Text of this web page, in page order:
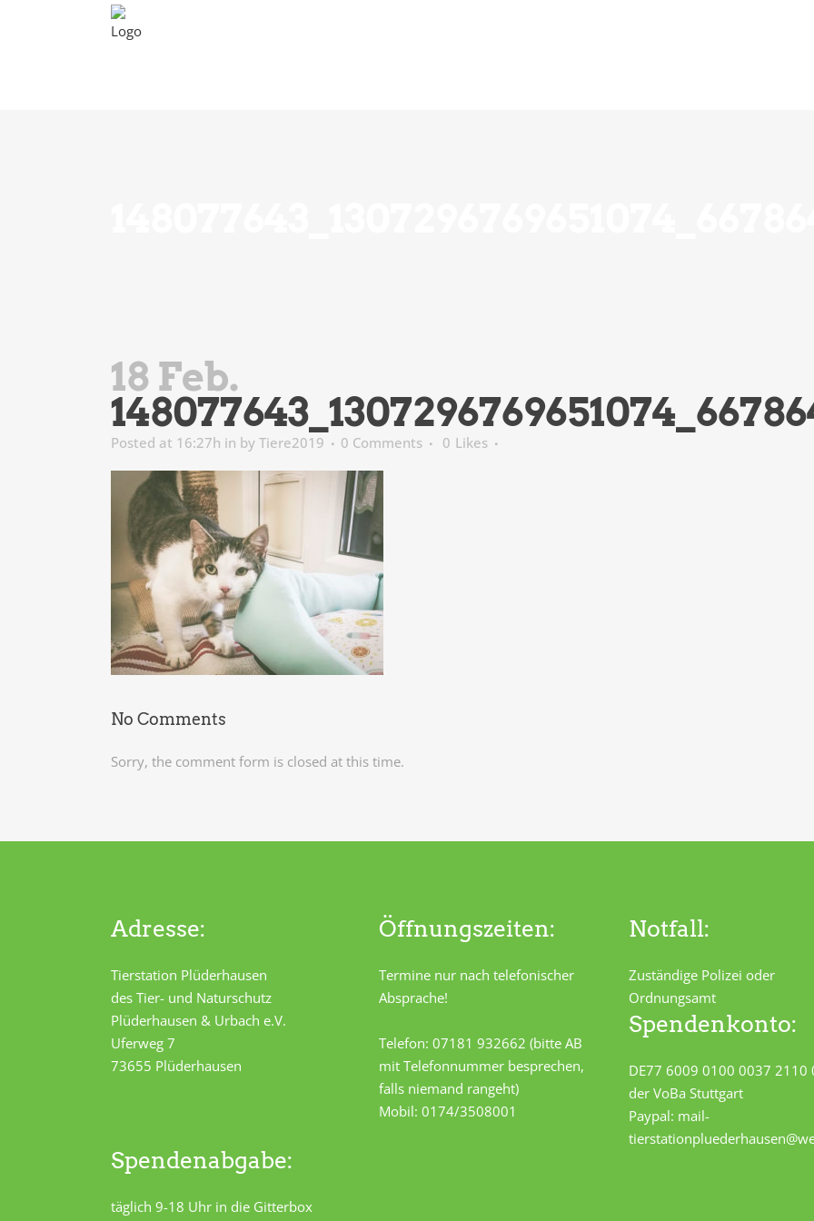
18 Feb.
Posted at 16:27h in by Tiere2019 0 Comments 0 Likes
No Comments
Sorry, the comment form is closed at this time.
Adresse:
Tierstation Plüderhausen
des Tier- und Naturschutz
Plüderhausen & Urbach e.V.
Uferweg 7
73655 Plüderhausen
Spendenabgabe:
täglich 9-18 Uhr in die Gitterbox
Öffnungszeiten:
Termine nur nach telefonischer
Absprache!
Telefon: 07181 932662 (bitte AB
mit Telefonnummer besprechen,
falls niemand rangeht)
Mobil: 0174/3508001
Notfall:
Zuständige Polizei oder
Ordnungsamt
Spendenkonto:
DE77 6009 0100 0037 2110
der VoBa Stuttgart
Paypal: mail-